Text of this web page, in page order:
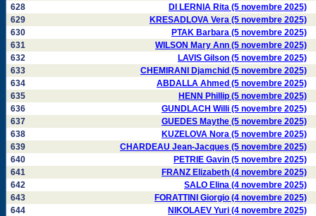
628
DI LERNIA Rita (5 novembre 2025)
629
KRESADLOVA Vera (5 novembre 2025)
630
PTAK Barbara (5 novembre 2025)
631
WILSON Mary Ann (5 novembre 2025)
632
LAVIS Gilson (5 novembre 2025)
633
CHEMIRANI Djamchid (5 novembre 2025)
634
ABDALLA Ahmed (5 novembre 2025)
635
HENN Phillip (5 novembre 2025)
636
GUNDLACH Willi (5 novembre 2025)
637
GUEDES Maythe (5 novembre 2025)
638
KUZELOVA Nora (5 novembre 2025)
639
CHARDEAU Jean-Jacques (5 novembre 2025)
640
PETRIE Gavin (5 novembre 2025)
641
FRANZ Elizabeth (4 novembre 2025)
642
SALO Elina (4 novembre 2025)
643
FORATTINI Giorgio (4 novembre 2025)
644
NIKOLAEV Yuri (4 novembre 2025)